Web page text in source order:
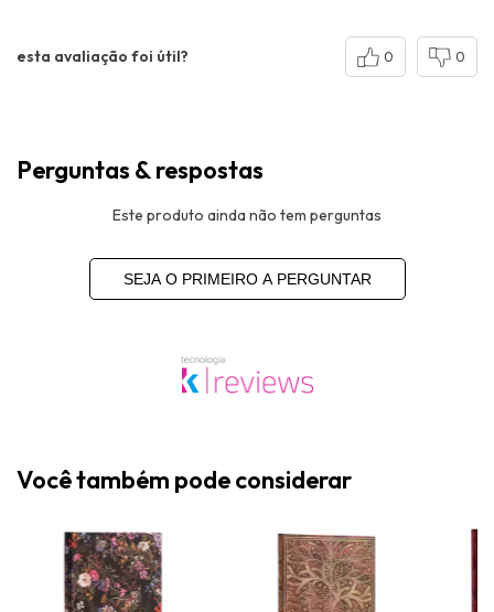
esta avaliação foi útil? 0 0
Perguntas & respostas
Este produto ainda não tem perguntas
SEJA O PRIMEIRO A PERGUNTAR
Você também pode considerar